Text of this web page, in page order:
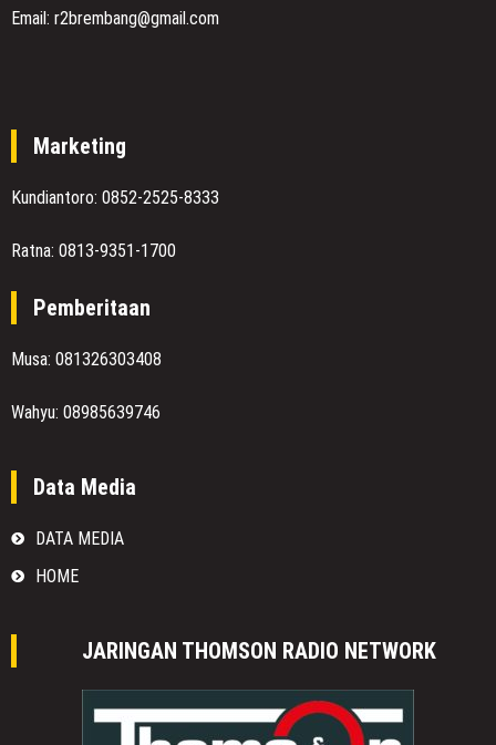
Email: r2brembang@gmail.com
Marketing
Kundiantoro: 0852-2525-8333
Ratna: 0813-9351-1700
Pemberitaan
Musa: 081326303408
Wahyu: 08985639746
Data Media
DATA MEDIA
HOME
JARINGAN THOMSON RADIO NETWORK